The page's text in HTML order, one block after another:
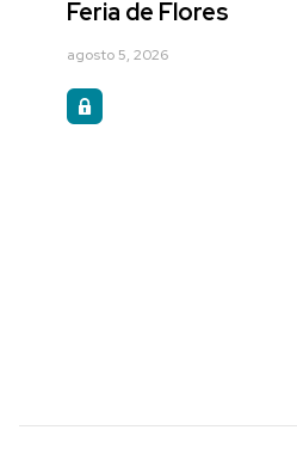
Feria de Flores
agosto 5, 2026